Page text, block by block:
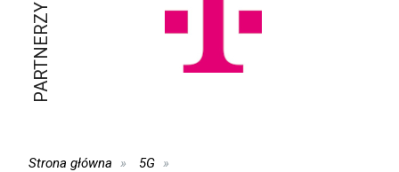
PARTNERZY
Strona główna
5G